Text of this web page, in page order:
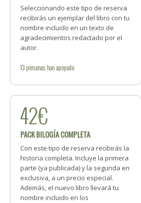
Seleccionando este tipo de reserva
recibirás un ejemplar del libro con tu
nombre incluido en un texto de
agradecimientos redactado por el
autor.
13personashan apoyado
42€
PACK BILOGÍA COMPLETA
Con este tipo de reserva recibirás la
historia completa. Incluye la primera
parte (ya publicada) y la segunda en
exclusiva, a un precio especial.
Además, el nuevo libro llevará tu
nombre incluido en los